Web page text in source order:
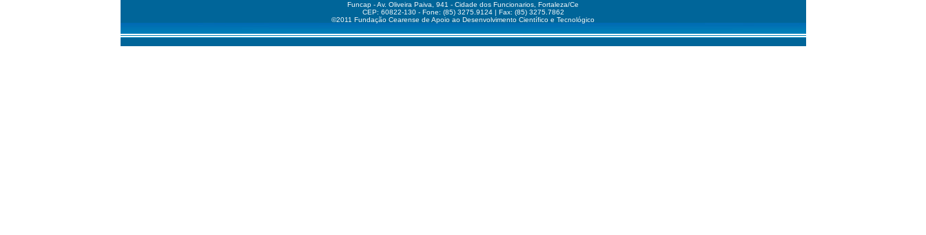
Funcap - Av. Oliveira Paiva, 941 - Cidade dos Funcionarios, Fortaleza/Ce
CEP: 60822-130 - Fone: (85) 3275.9124 | Fax: (85) 3275.7862
©2011 Fundação Cearense de Apoio ao Desenvolvimento Científico e Tecnológico